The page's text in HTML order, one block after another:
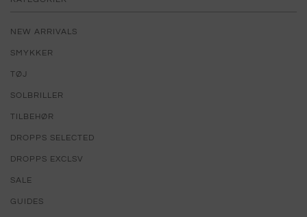
NEW ARRIVALS
SMYKKER
TØJ
SOLBRILLER
TILBEHØR
DROPPS SELECTED
DROPPS EXCLSV
SALE
GUIDES